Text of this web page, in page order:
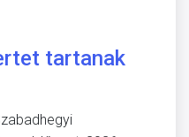
tartanak